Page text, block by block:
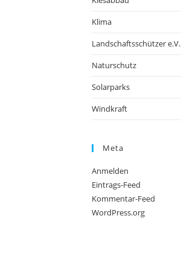
Klima
Landschaftsschützer e.V.
Naturschutz
Solarparks
Windkraft
Meta
Anmelden
Eintrags-Feed
Kommentar-Feed
WordPress.org